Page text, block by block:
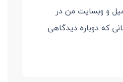
و وبسایت من در
که دوباره دیدگاهی